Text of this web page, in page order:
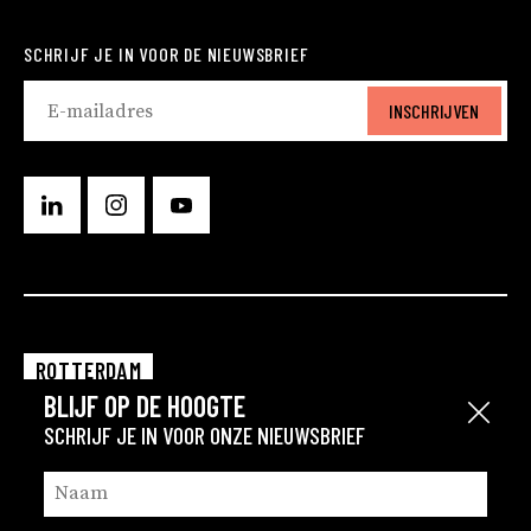
Sluit
BLIJF OP DE HOOGTE
SCHRIJF JE IN VOOR ONZE NIEUWSBRIEF
SCHRIJF JE IN VOOR DE NIEUWSBRIEF
INSCHRIJVEN
ROTTERDAM
EINDHOVEN
GRONINGEN